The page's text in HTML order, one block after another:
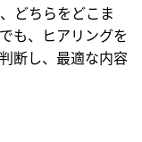
どちらをどこま
も、ヒアリングを
断し、最適な内容